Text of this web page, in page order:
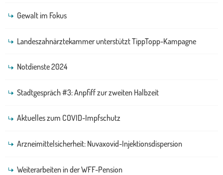
Gewalt im Fokus
Landeszahnärztekammer unterstützt TippTopp-Kampagne
Notdienste 2024
Stadtgespräch #3: Anpfiff zur zweiten Halbzeit
Aktuelles zum COVID-Impfschutz
Arzneimittelsicherheit: Nuvaxovid-Injektionsdispersion
Weiterarbeiten in der WFF-Pension